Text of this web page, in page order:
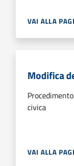
VAI ALLA
Modifica
civica
VAI ALLA